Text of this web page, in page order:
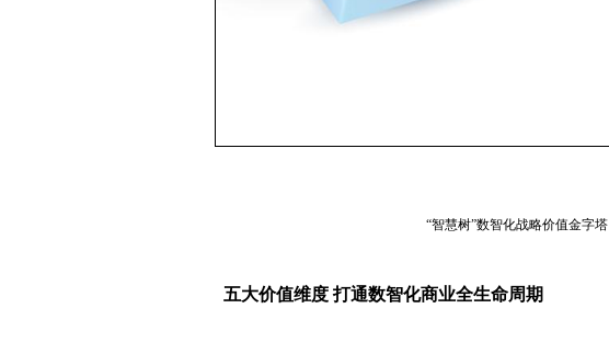
“智慧树”数智化战略价值金字塔
五大价值维度 打通数智化商业全生命周期